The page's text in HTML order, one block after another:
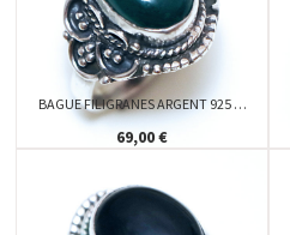
BAGUE FILIGRANES ARGENT 925 …
69,00 €